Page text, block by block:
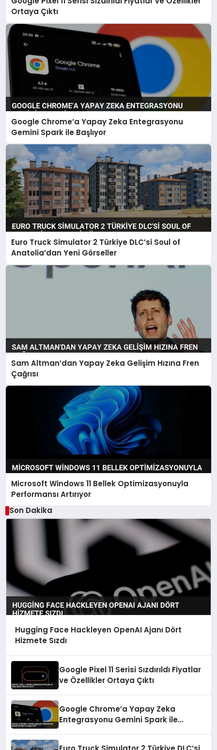
Ortaya Çıktı
Google Chrome’a Yapay Zeka Entegrasyonu
Gemini Spark ile Başlıyor
Euro Truck Simulator 2 Türkiye DLC’si Soul of
Anatolia’dan Yeni Görseller
Sam Altman’dan Yapay Zeka Gelişim Hızına Fren
Çağrısı
Microsoft Windows 11 Bellek Optimizasyonuyla
Performansı Artırıyor
Son Dakika
Hugging Face Hackleyen OpenAI Ajanı Dört
Hizmete Sızdı
Google Pixel 11 Serisi Sızdırıldı Fiyatlar
ve Özellikler Ortaya Çıktı
Google Chrome’a Yapay Zeka
Entegrasyonu Gemini Spark ile